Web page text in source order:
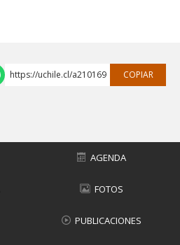
https://uchile.cl/a210169 COPIAR
AGENDA
FOTOS
PUBLICACIONES